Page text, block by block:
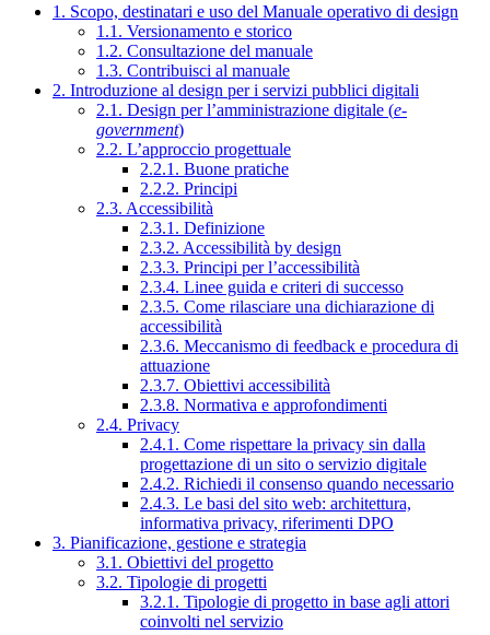
1. Scopo, destinatari e uso del Manuale operativo di design
1.1. Versionamento e storico
1.2. Consultazione del manuale
1.3. Contribuisci al manuale
2. Introduzione al design per i servizi pubblici digitali
2.1. Design per l’amministrazione digitale (e-
government)
2.2. L’approccio progettuale
2.2.1. Buone pratiche
2.2.2. Principi
2.3. Accessibilità
2.3.1. Definizione
2.3.2. Accessibilità by design
2.3.3. Principi per l’accessibilità
2.3.4. Linee guida e criteri di successo
2.3.5. Come rilasciare una dichiarazione di
accessibilità
2.3.6. Meccanismo di feedback e procedura di
attuazione
2.3.7. Obiettivi accessibilità
2.3.8. Normativa e approfondimenti
2.4. Privacy
2.4.1. Come rispettare la privacy sin dalla
progettazione di un sito o servizio digitale
2.4.2. Richiedi il consenso quando necessario
2.4.3. Le basi del sito web: architettura,
informativa privacy, riferimenti DPO
3. Pianificazione, gestione e strategia
3.1. Obiettivi del progetto
3.2. Tipologie di progetti
3.2.1. Tipologie di progetto in base agli attori
coinvolti nel servizio